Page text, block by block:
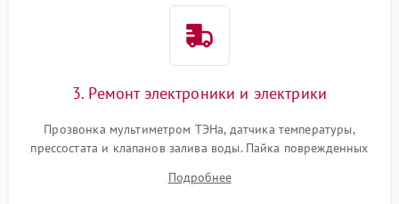
3. Ремонт электроники и электрики
Прозвонка мультиметром ТЭНа, датчика температуры,
прессостата и клапанов залива воды. Пайка поврежденных
Восстановление целостности проводки и контактов.
Подробнее